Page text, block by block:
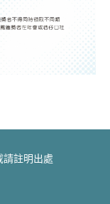
註明出處